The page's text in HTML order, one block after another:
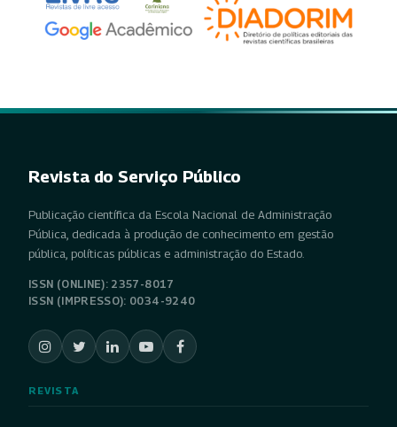
Revista do Serviço Público
Publicação científica da Escola Nacional de Administração
Pública, dedicada à produção de conhecimento em gestão
pública, políticas públicas e administração do Estado.
ISSN (ONLINE): 2357-8017
ISSN (IMPRESSO): 0034-9240
REVISTA